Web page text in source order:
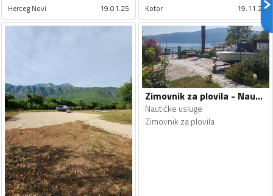
Herceg Novi 19.01.25 Kotor 19.11.23
Zimovnik za plovila - Nautičke usluge
Nautičke usluge
Zimovnik za plovila